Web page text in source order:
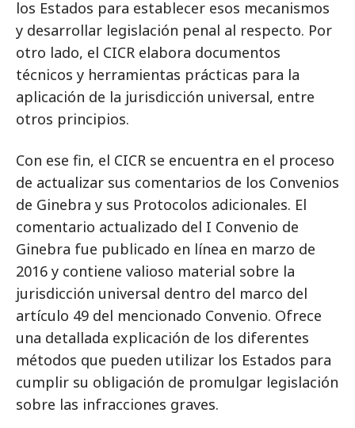
los Estados para establecer esos mecanismos
y desarrollar legislación penal al respecto. Por
otro lado, el CICR elabora documentos
técnicos y herramientas prácticas para la
aplicación de la jurisdicción universal, entre
otros principios.
Con ese fin, el CICR se encuentra en el proceso
de actualizar sus comentarios de los Convenios
de Ginebra y sus Protocolos adicionales. El
comentario actualizado del I Convenio de
Ginebra fue publicado en línea en marzo de
2016 y contiene valioso material sobre la
jurisdicción universal dentro del marco del
artículo 49 del mencionado Convenio. Ofrece
una detallada explicación de los diferentes
métodos que pueden utilizar los Estados para
cumplir su obligación de promulgar legislación
sobre las infracciones graves.